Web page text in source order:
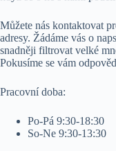
Můžete nás kontaktovat
adresy. Žádáme vás o
snadněji filtrovat velké
Pokusíme se vám
Pracovní doba:
Po-Pá 9:30-18:30
So-Ne 9:30-13:30